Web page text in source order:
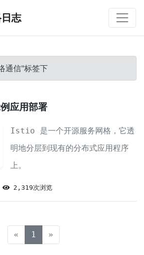
志
通信"标签下
应用部署
Istio 是一个开源服务网格，它透
明地分层到现有的分布式应用程序
上。
2,319次浏览
« 1 (current)
»